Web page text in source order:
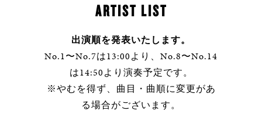
ARTIST LIST
出演順を発表いたします。
No.1〜No.7は13:00より、No.8〜No.14
は14:50より演奏予定です。
※やむを得ず、曲目・曲順に変更があ
る場合がございます。